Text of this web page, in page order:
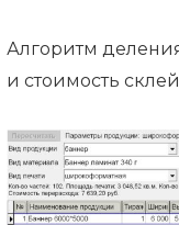
Алгоритм
и стоимость